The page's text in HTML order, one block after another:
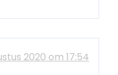
2020 om 17:54